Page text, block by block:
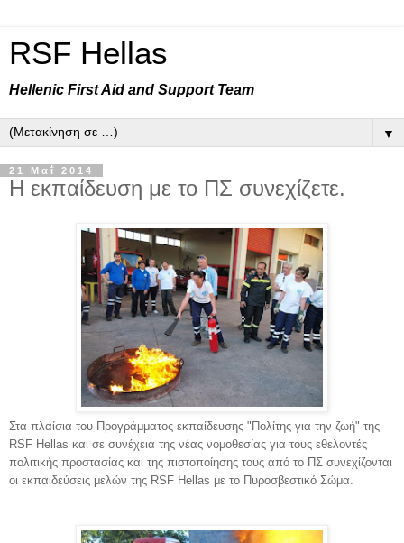
RSF Hellas
Hellenic First Aid and Support Team
▼
21 Μαΐ 2014
Η εκπαίδευση με το ΠΣ συνεχίζετε.
Στα πλαίσια του Προγράμματος εκπαίδευσης "Πολίτης για την ζωή" της
RSF Hellas και σε συνέχεια της νέας νομοθεσίας για τους εθελοντές
πολιτικής προστασίας και της πιστοποίησης τους από το ΠΣ συνεχίζονται
οι εκπαιδεύσεις μελών της RSF Hellas με το Πυροσβεστικό Σώμα.